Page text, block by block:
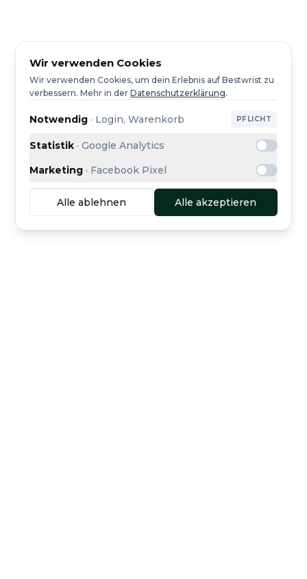
Wir verwenden Cookies
Wir verwenden Cookies, um dein Erlebnis auf Bestwrist zu
verbessern. Mehr in der Datenschutzerklärung.
Notwendig · Login, Warenkorb PFLICHT
Statistik ·Google Analytics
Marketing · Facebook Pixel
Alle ablehnen Alle akzeptieren